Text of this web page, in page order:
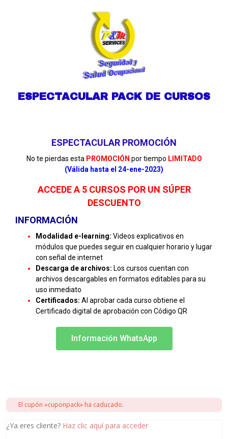
ESPECTACULAR PACK DE CURSOS
ESPECTACULAR PROMOCIÓN
No te pierdas esta PROMOCIÓN por tiempo LIMITADO
(Válida hasta el 24-ene-2023)
ACCEDE A 5 CURSOS POR UN SÚPER
DESCUENTO
INFORMACIÓN
Modalidad e-learning: Videos explicativos en
módulos que puedes seguir en cualquier horario y lugar
con señal de internet
Descarga de archivos: Los cursos cuentan con
archivos descargables en formatos editables para su
uso inmediato
Certificados: Al aprobar cada curso obtiene el
Certificado digital de aprobación con Código QR
Información WhatsApp
El cupón «cuponpack» ha caducado.
¿Ya eres cliente? Haz clic aquí para acceder